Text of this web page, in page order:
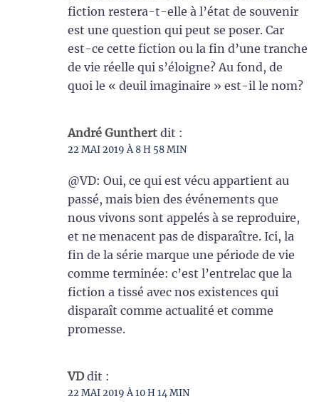
fiction restera-t-elle à l’état de souvenir
est une question qui peut se poser. Car
est-ce cette fiction ou la fin d’une tranche
de vie réelle qui s’éloigne? Au fond, de
quoi le « deuil imaginaire » est-il le nom?
André Gunthert dit :
22 MAI 2019 À 8 H 58 MIN
@VD: Oui, ce qui est vécu appartient au
passé, mais bien des événements que
nous vivons sont appelés à se reproduire,
et ne menacent pas de disparaître. Ici, la
fin de la série marque une période de vie
comme terminée: c’est l’entrelac que la
fiction a tissé avec nos existences qui
disparaît comme actualité et comme
promesse.
VD dit :
22 MAI 2019 À 10 H 14 MIN